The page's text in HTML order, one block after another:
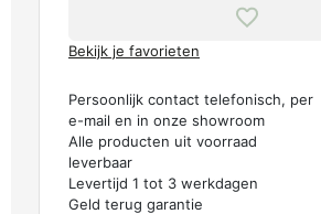
Bekijk je favorieten
Persoonlijk contact telefonisch, per
e-mail en in onze showroom
Alle producten uit voorraad
leverbaar
Levertijd 1 tot 3 werkdagen
Geld terug garantie